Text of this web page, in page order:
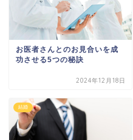
お医者さんとのお見合いを成
功させる5つの秘訣
2024年12月18日
結婚